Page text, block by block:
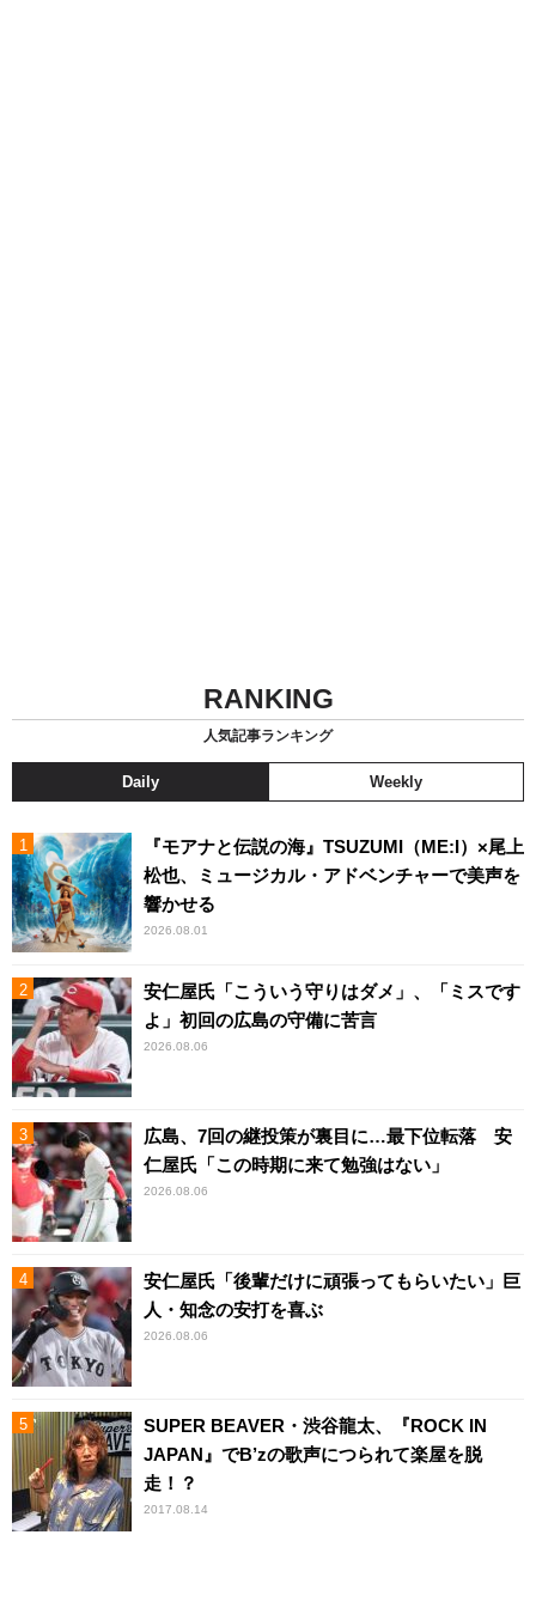
RANKING
人気記事ランキング
Daily Weekly
『モアナと伝説の海』TSUZUMI（ME:I）×尾上
松也、ミュージカル・アドベンチャーで美声を
響かせる
2026.08.01
安仁屋氏「こういう守りはダメ」、「ミスです
よ」初回の広島の守備に苦言
2026.08.06
広島、7回の継投策が裏目に…最下位転落 安
仁屋氏「この時期に来て勉強はない」
2026.08.06
安仁屋氏「後輩だけに頑張ってもらいたい」巨
人・知念の安打を喜ぶ
2026.08.06
SUPER BEAVER・渋谷龍太、『ROCK IN
JAPAN』でB’zの歌声につられて楽屋を脱
走！？
2017.08.14